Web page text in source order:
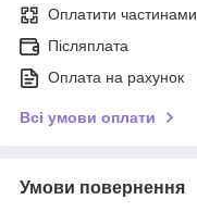
Оплатити частинами
Післяплата
Оплата на рахунок
Всі умови оплати
Умови повернення